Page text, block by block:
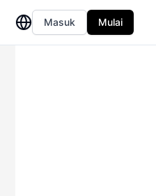
Masuk Mulai